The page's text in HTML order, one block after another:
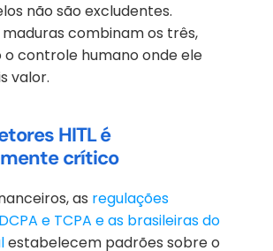
não são excludentes.
combinam os três,
o controle humano onde ele
valor.
HITL é
crítico
as regulações
e TCPA e as brasileiras do
estabelecem padrões sobre o